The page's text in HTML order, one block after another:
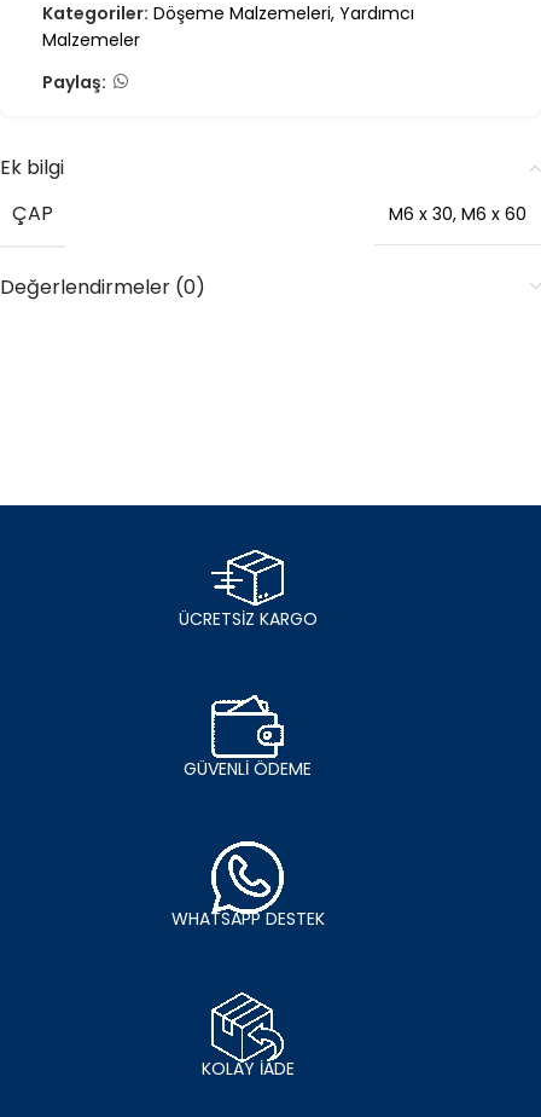
Kategoriler: Döşeme Malzemeleri, Yardımcı
Malzemeler
Paylaş:
Ek bilgi
ÇAP
M6 x 30, M6 x 60
Değerlendirmeler (0)
ÜCRETSİZ KARGO
GÜVENLİ ÖDEME
WHATSAPP DESTEK
KOLAY İADE